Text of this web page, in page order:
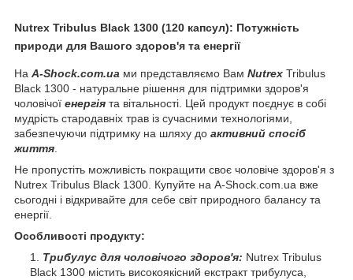
Nutrex Tribulus Black 1300 (120 капсул): Потужність
природи для Вашого здоров'я та енергії
На A-Shock.com.ua ми представляємо Вам Nutrex Tribulus
Black 1300 - натуральне рішення для підтримки здоров'я
чоловічої енергія та вітальності. Цей продукт поєднує в собі
мудрість стародавніх трав із сучасними технологіями,
забезпечуючи підтримку на шляху до активний спосіб
життя.
Не пропустіть можливість покращити своє чоловіче здоров'я з
Nutrex Tribulus Black 1300. Купуйте на A-Shock.com.ua вже
сьогодні і відкривайте для себе світ природного балансу та
енергії.
Особливості продукту:
Трибулус для чоловічого здоров'я: Nutrex Tribulus
Black 1300 містить високоякісний екстракт трибулуса,